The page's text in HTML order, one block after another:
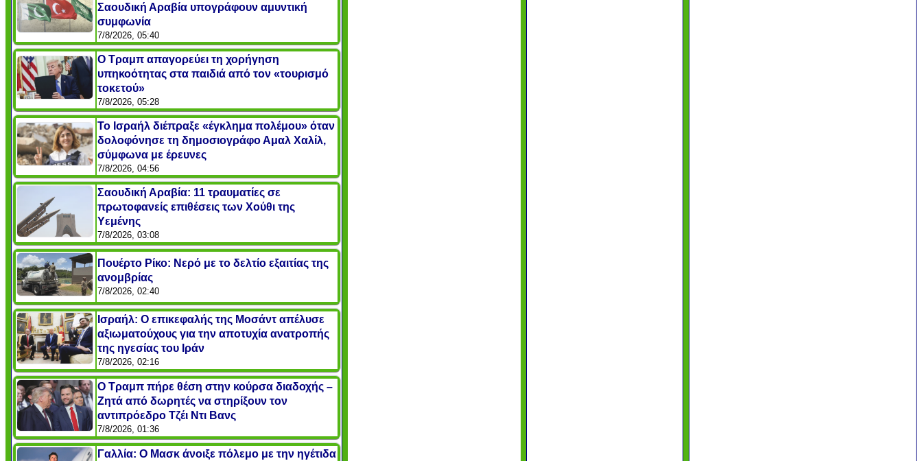
Σαουδική Αραβία υπογράφουν αμυντική
συμφωνία
7/8/2026, 05:40
Ο Τραμπ απαγορεύει τη χορήγηση
υπηκοότητας στα παιδιά από τον «τουρισμό
τοκετού»
7/8/2026, 05:28
Το Ισραήλ διέπραξε «έγκλημα πολέμου» όταν
δολοφόνησε τη δημοσιογράφο Αμαλ Χαλίλ,
σύμφωνα με έρευνες
7/8/2026, 04:56
Σαουδική Αραβία: 11 τραυματίες σε
πρωτοφανείς επιθέσεις των Χούθι της
Υεμένης
7/8/2026, 03:08
Πουέρτο Ρίκο: Νερό με το δελτίο εξαιτίας της
ανομβρίας
7/8/2026, 02:40
Ισραήλ: Ο επικεφαλής της Μοσάντ απέλυσε
αξιωματούχους για την αποτυχία ανατροπής
της ηγεσίας του Ιράν
7/8/2026, 02:16
Ο Τραμπ πήρε θέση στην κούρσα διαδοχής –
Ζητά από δωρητές να στηρίξουν τον
αντιπρόεδρο Τζέι Ντι Βανς
7/8/2026, 01:36
Γαλλία: Ο Μασκ άνοιξε πόλεμο με την ηγέτιδα